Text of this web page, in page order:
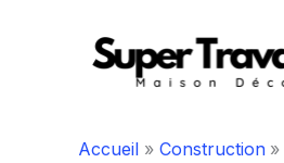
Accueil Construction